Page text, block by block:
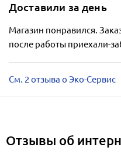
Доставили за день
Магазин понравился.
после работы приехали-
См. 2 отзыва о Эко-Сервис
Отзывы об